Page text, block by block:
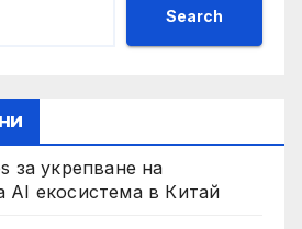
Search
за укрепване на
AI екосистема в Китай